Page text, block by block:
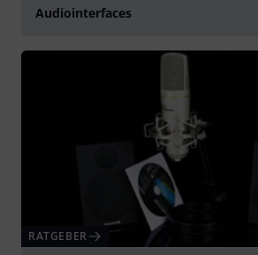
Audiointerfaces
RATGEBER